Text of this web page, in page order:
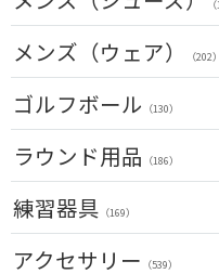
フェアウェイウッド(
ユーティリティー(右
アイアン単品(右用)（
ウェッジ(右用)（134）
パター(右用)
チッパー(右用)（12）
ボストンバッグ
トートバッグ
カートバッグ（81）
メンズ（ウェア） （202）
トップス （55）
ボトムス
アウター
インナー（17）
ゴルフボール （130）
ラウンド用品 （186）
GPSナビ
距離測定器
練習器具 （169）
パターマット
アクセサリー （539）